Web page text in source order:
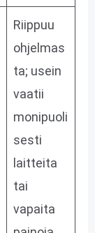
Riippuu
ohjelmas
ta; usein
vaatii
monipuoli
sesti
laitteita
tai
vapaita